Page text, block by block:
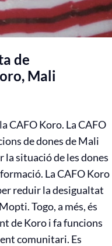
de
Mali
CAFO Koro. La CAFO
de dones de Mali
situació de les dones
La CAFO Koro
reduir la desigualtat
Togo, a més, és
de Koro i fa funcions
comunitari. Es